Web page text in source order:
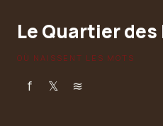
Le Quartier
OÙ NAISSENT LES MOTS
f 𝕏 ≋